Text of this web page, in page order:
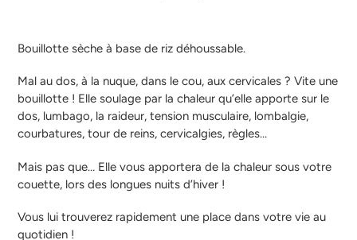
d'un
à
votre
panier
Bouillotte sèche à base de riz déhoussable.
Mal au dos, à la nuque, dans le cou, aux cervicales ? Vite une
bouillotte ! Elle soulage par la chaleur qu’elle apporte sur le
dos, lumbago, la raideur, tension musculaire, lombalgie,
courbatures, tour de reins, cervicalgies, règles…
Mais pas que… Elle vous apportera de la chaleur sous votre
couette, lors des longues nuits d’hiver !
Vous lui trouverez rapidement une place dans votre vie au
quotidien !